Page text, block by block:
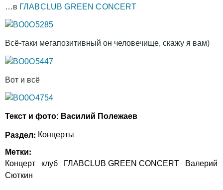
…в ГЛАВCLUB GREEN CONCERT
Всё-таки мегапозитивный он человечище, скажу я вам)
Вот и всё
Текст и фото: Василий Полежаев
Раздел: Концерты
Метки:
Концерт клуб ГЛАВCLUB GREEN CONCERT
Валерий
Сюткин